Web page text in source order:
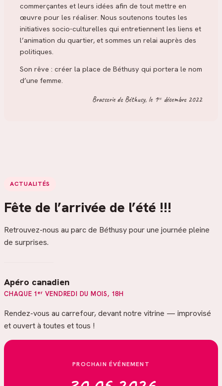
commerçantes et leurs idées afin de tout mettre en
œuvre pour les réaliser. Nous soutenons toutes les
initiatives socio-culturelles qui entretiennent les liens et
l’animation du quartier, et sommes un relai auprès des
politiques.
Son rêve : créer la place de Béthusy qui portera le nom
d’une femme.
Brasserie de Béthusy, le 1ᵉʳ décembre 2022
ACTUALITÉS
Fête de l’arrivée de l’été !!!
Retrouvez-nous au parc de Béthusy pour une journée pleine
de surprises.
Apéro canadien
CHAQUE 1ᵉʳ VENDREDI DU MOIS, 18H
Rendez-vous au carrefour, devant notre vitrine — improvisé
et ouvert à toutes et tous !
PROCHAIN ÉVÉNEMENT